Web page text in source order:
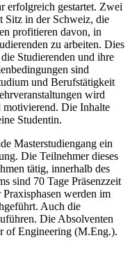
erfolgreich gestartet. Zwei
Sitz in der Schweiz, die
profitieren davon, in
zu arbeiten. Dies
Studierenden und ihre
sind
und Berufstätigkeit
wird
motivierend. Die Inhalte
Studentin.
Masterstudiengang ein
Die Teilnehmer dieses
tätig, innerhalb des
sind 70 Tage Präsenzzeit
werden im
Auch die
Die Absolventen
of Engineering (M.Eng.).